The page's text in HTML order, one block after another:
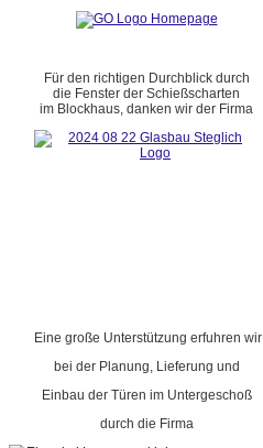
Für den richtigen Durchblick durch
die Fenster der Schießscharten
im Blockhaus, danken wir der Firma
Eine große Unterstützung erfuhren wir
bei der Planung, Lieferung und
Einbau der Türen im Untergeschoß
durch die Firma